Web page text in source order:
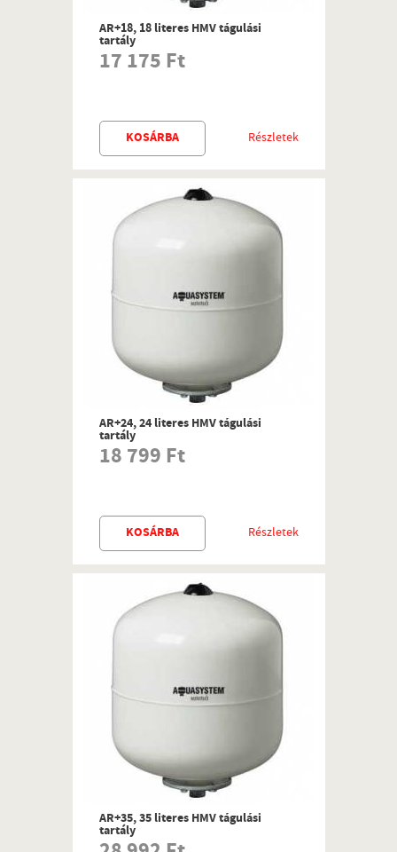
AR+18, 18 literes HMV tágulási
tartály
17 175 Ft
Részletek
KOSÁRBA
AR+24, 24 literes HMV tágulási
tartály
18 799 Ft
Részletek
KOSÁRBA
AR+35, 35 literes HMV tágulási
tartály